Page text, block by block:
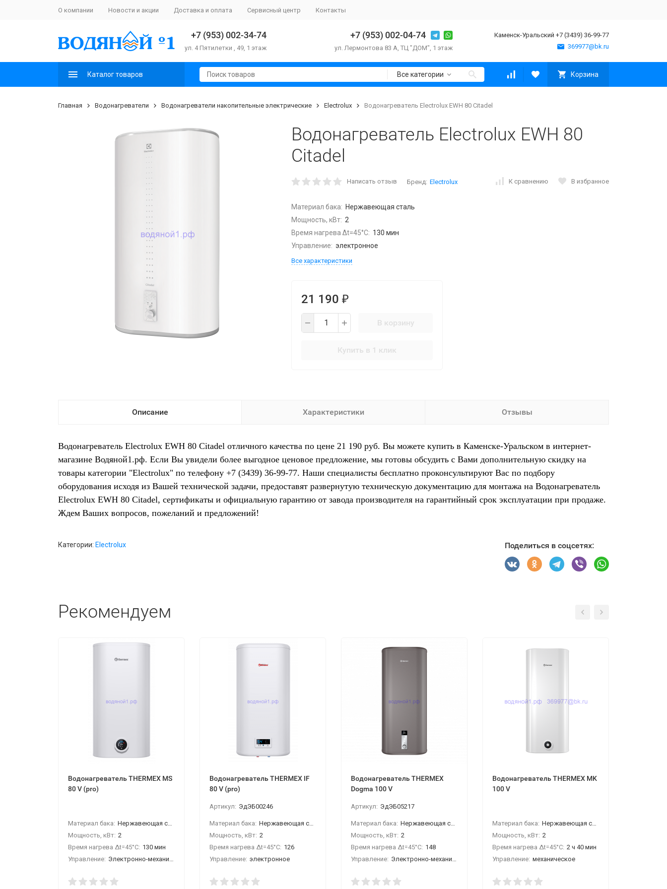
О компании Новости и акции Доставка и оплата Сервисный центр Контакты
+7 (953) 002-34-74
ул. 4 Пятилетки , 49, 1 этаж
+7 (953) 002-04-74
ул. Лермонтова 83 А, ТЦ "ДОМ", 1 этаж
Каменск-Уральский +7 (3439) 36-99-77
369977@bk.ru
Каталог товаров Все категории Корзина
Главная Водонагреватели Водонагреватели накопительные электрические Electrolux Водонагреватель Electrolux EWH 80 Citadel
Водонагреватель Electrolux EWH 80
Citadel
Написать отзыв Бренд: Electrolux К сравнению В избранное
Материал бака: Нержавеющая сталь
Мощность, кВт: 2
Время нагрева Δt=45°C: 130 мин
Управление: электронное
Все характеристики
21 190 ₽
В корзину
Купить в 1 клик
Описание Характеристики Отзывы
Водонагреватель Electrolux EWH 80 Citadel отличного качества по цене 21 190 руб. Вы можете купить в Каменске-Уральском в интернет-
магазине Водяной1.рф. Если Вы увидели более выгодное ценовое предложение, мы готовы обсудить с Вами дополнительную скидку на
товары категории "Electrolux" по телефону +7 (3439) 36-99-77. Наши специалисты бесплатно проконсультируют Вас по подбору
оборудования исходя из Вашей технической задачи, предоставят развернутую техническую документацию для монтажа на Водонагреватель
Electrolux EWH 80 Citadel, сертификаты и официальную гарантию от завода производителя на гарантийный срок эксплуатации при продаже.
Ждем Ваших вопросов, пожеланий и предложений!
Категории: Electrolux Поделиться в соцсетях:
Рекомендуем
Водонагреватель THERMEX MS
80 V (pro)
Материал бака: Нержавеющая сталь
Мощность, кВт: 2
Время нагрева Δt=45°C: 130 мин
Управление: Электронно-механическое
Водонагреватель THERMEX IF
80 V (pro)
Артикул: ЭдЭБ00246
Материал бака: Нержавеющая сталь
Мощность, кВт: 2
Время нагрева Δt=45°C: 126
Управление: электронное
Водонагреватель THERMEX
Dogma 100 V
Артикул: ЭдЭБ05217
Материал бака: Нержавеющая сталь
Мощность, кВт: 2
Время нагрева Δt=45°C: 148
Управление: Электронно-механическое
Водонагреватель THERMEX MK
100 V
Материал бака: Нержавеющая сталь
Мощность, кВт: 2
Время нагрева Δt=45°C: 2 ч 40 мин
Управление: механическое